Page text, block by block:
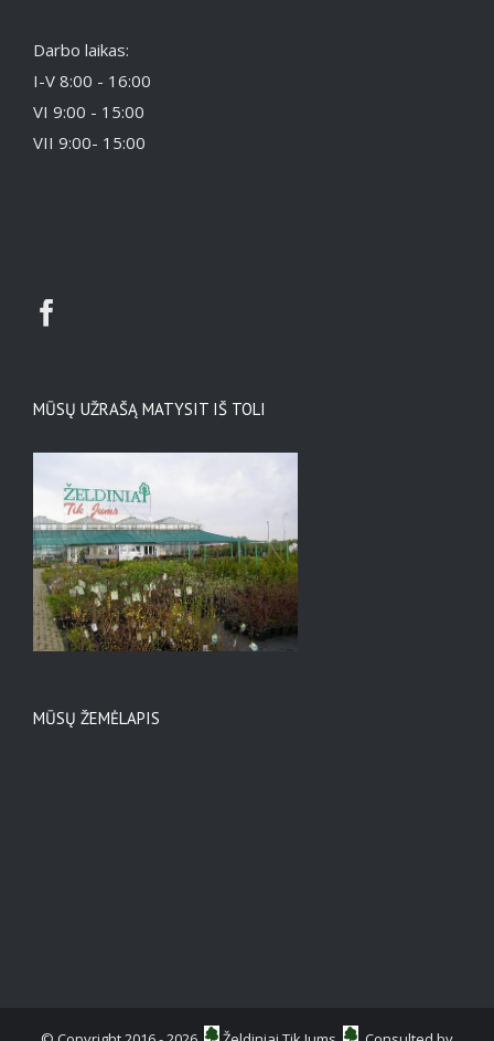
Darbo laikas:
I-V 8:00 - 16:00
VI 9:00 - 15:00
VII 9:00- 15:00
MŪSŲ UŽRAŠĄ MATYSIT IŠ TOLI
MŪSŲ ŽEMĖLAPIS